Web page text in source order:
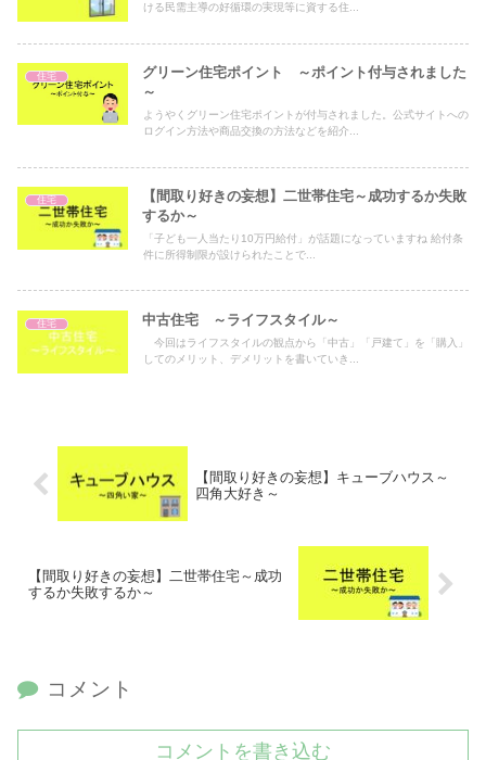
ける民需主導の好循環の実現等に資する住...
住宅
グリーン住宅ポイント ～ポイント付与されました
～
ようやくグリーン住宅ポイントが付与されました。公式サイトへの
ログイン方法や商品交換の方法などを紹介...
住宅
【間取り好きの妄想】二世帯住宅～成功するか失敗
するか～
「子ども一人当たり10万円給付」が話題になっていますね 給付条
件に所得制限が設けられたことで...
住宅 中古住宅 ～ライフスタイル～
今回はライフスタイルの観点から「中古」「戸建て」を「購入」
してのメリット、デメリットを書いていき...
【間取り好きの妄想】キューブハウス～
四角大好き～
【間取り好きの妄想】二世帯住宅～成功
するか失敗するか～
コメント
コメントを書き込む